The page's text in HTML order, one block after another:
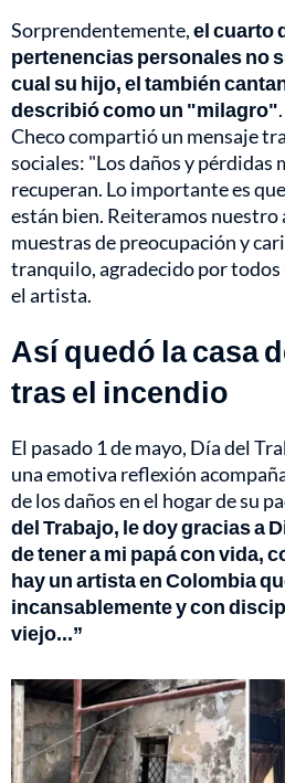
Sorprendentemente,el cuarto
pertenencias personales no
cual su hijo, el también
describió como un "milagro"
Checo compartió un mensaje
sociales: "Los daños y pérdidas
recuperan. Lo importante es
están bien. Reiteramos
muestras de preocupación y
tranquilo, agradecido por todos
el artista.
Así quedó la casa
tras el incendio
El pasado 1 de mayo, Día del
una emotiva reflexión
de los daños en el hogar de su
del Trabajo, le doy gracias a
de tener a mi papá con vida,
hay un artista en Colombia
incansablemente y con
viejo...”